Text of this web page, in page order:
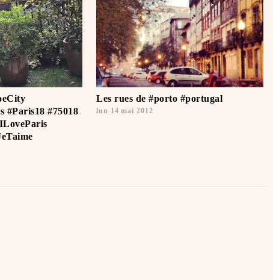
#Paris18 #75018
Les rues de #porto #portugal
lun 14 mai 2012